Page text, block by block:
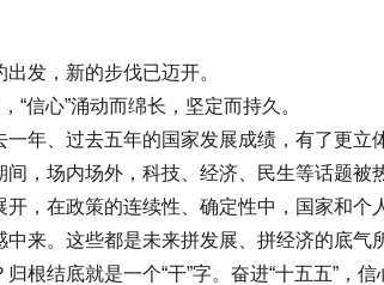
发，新的步伐已迈开。
信心”涌动而绵长，坚定而持久。
、过去五年的国家发展成绩，有了更立
间，场内场外，科技、经济、民生等话题被
，在政策的连续性、确定性中，国家和个
来。这些都是未来拼发展、拼经济的底气
结底就是一个“干”字。奋进“十五五”，信